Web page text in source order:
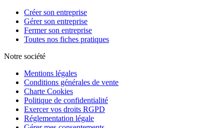
Créer son entreprise
Gérer son entreprise
Fermer son entreprise
Toutes nos fiches pratiques
Notre société
Mentions légales
Conditions générales de vente
Charte Cookies
Politique de confidentialité
Exercer vos droits RGPD
Réglementation légale